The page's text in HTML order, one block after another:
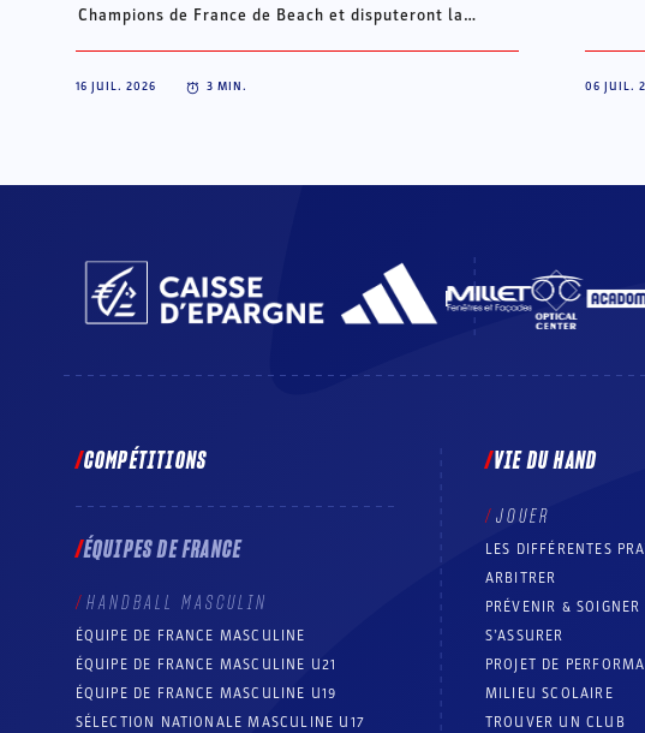
Champions de France de Beach et disputeront la
16 JUIL. 2026 3 MIN. 06 JUIL.
COMPÉTITIONS
ÉQUIPES DE FRANCE
HANDBALL MASCULIN
ÉQUIPE DE FRANCE MASCULINE
ÉQUIPE DE FRANCE MASCULINE U21
ÉQUIPE DE FRANCE MASCULINE U19
SÉLECTION NATIONALE MASCULINE U17
VIE DU HAND
JOUER
LES DIFFÉRENTES
ARBITRER
PRÉVENIR & SOIGNER
S’ASSURER
PROJET DE
MILIEU SCOLAIRE
TROUVER UN CLUB